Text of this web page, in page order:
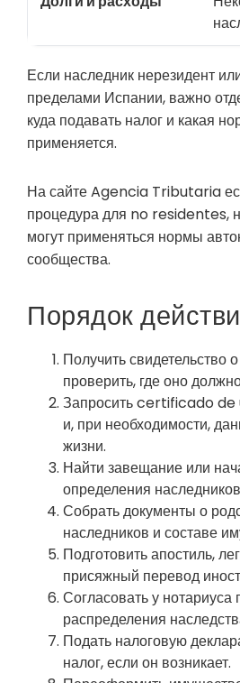
Если наследник нерезидент
пределами Испании, важно
куда подавать налог и какая
применяется.
На сайте Agencia Tributaria
процедура для no residentes,
могут применяться нормы
сообщества.
Порядок
Получить свидетельство
проверить, где оно
Запросить certificado
и, при необходимости,
жизни.
Найти завещание или
определения
Собрать документы о
наследников и составе
Подготовить апостиль,
присяжный перевод
Согласовать у нотариуса
распределения
Подать налоговую
налог, если он возникает.